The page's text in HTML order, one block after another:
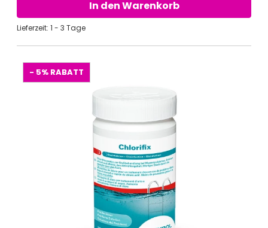
In den Warenkorb
Lieferzeit: 1 - 3 Tage
- 5% RABATT